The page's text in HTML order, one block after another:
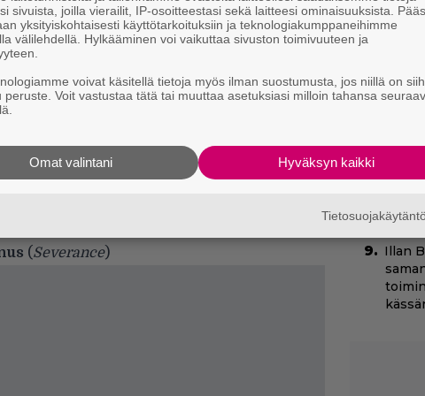
kun taloon liittyvä ”karmavelka”,
heidän syntymätöntä lastaan. Pian he
kirouksen ja synkän historian.
Stranger Thingsin tekijöiden sarjat
(Severance)
Tom
Yöllä
Illan
sivuista, joilla vierailit, IP-osoitteestasi sekä laitteesi ominaisuuksista.
yksityiskohtaisesti käyttötarkoituksiin ja teknologiakumppaneihimme
välilehdellä. Hylkääminen voi vaikuttaa sivuston toimivuuteen ja
voivat käsitellä tietoja myös ilman suostumusta, jos niillä on
peruste. Voit vastustaa tätä tai muuttaa asetuksiasi milloin tahansa
Hyväksyn kaikki
Omat valintani